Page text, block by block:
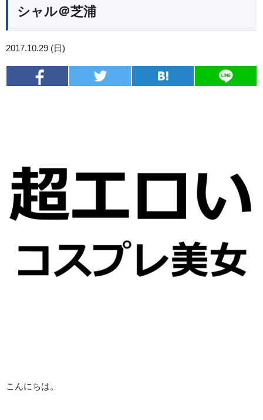
シャル＠芝浦
2017.10.29 (日)
こんにちは。